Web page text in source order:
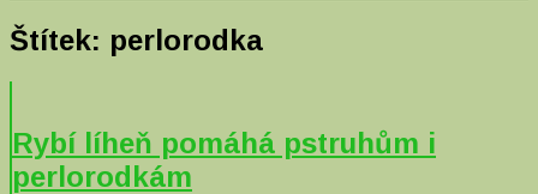
Štítek: perlorodka
Rybí líheň pomáhá pstruhům i
perlorodkám